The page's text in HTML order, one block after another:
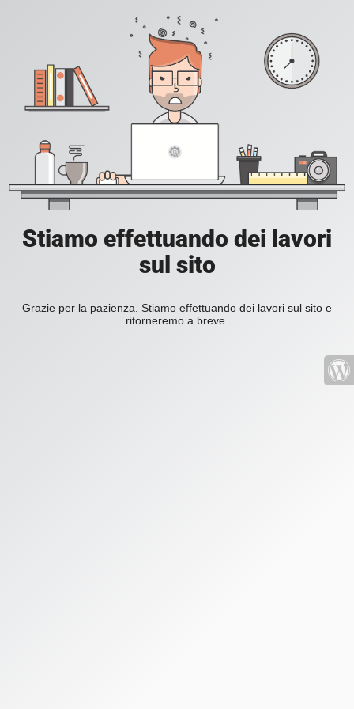
Stiamo effettuando dei lavori
sul sito
Grazie per la pazienza. Stiamo effettuando dei lavori sul sito e
ritorneremo a breve.